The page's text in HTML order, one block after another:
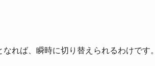
れば、瞬時に切り替えられるわけです。